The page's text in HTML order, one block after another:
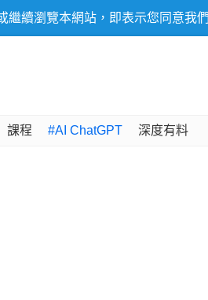
繼續瀏覽本網站，即表示您同意我
課程 #AI ChatGPT 深度有料